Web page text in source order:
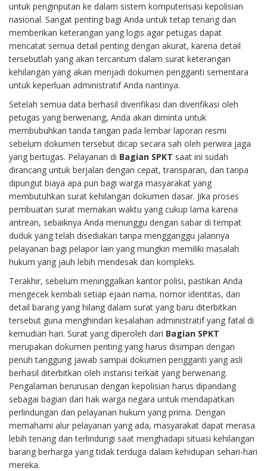
untuk penginputan ke dalam sistem komputerisasi kepolisian
nasional. Sangat penting bagi Anda untuk tetap tenang dan
memberikan keterangan yang logis agar petugas dapat
mencatat semua detail penting dengan akurat, karena detail
tersebutlah yang akan tercantum dalam surat keterangan
kehilangan yang akan menjadi dokumen pengganti sementara
untuk keperluan administratif Anda nantinya.
Setelah semua data berhasil diverifikasi dan diverifikasi oleh
petugas yang berwenang, Anda akan diminta untuk
membubuhkan tanda tangan pada lembar laporan resmi
sebelum dokumen tersebut dicap secara sah oleh perwira jaga
yang bertugas. Pelayanan di Bagian SPKT saat ini sudah
dirancang untuk berjalan dengan cepat, transparan, dan tanpa
dipungut biaya apa pun bagi warga masyarakat yang
membutuhkan surat kehilangan dokumen dasar. Jika proses
pembuatan surat memakan waktu yang cukup lama karena
antrean, sebaiknya Anda menunggu dengan sabar di tempat
duduk yang telah disediakan tanpa mengganggu jalannya
pelayanan bagi pelapor lain yang mungkin memiliki masalah
hukum yang jauh lebih mendesak dan kompleks.
Terakhir, sebelum meninggalkan kantor polisi, pastikan Anda
mengecek kembali setiap ejaan nama, nomor identitas, dan
detail barang yang hilang dalam surat yang baru diterbitkan
tersebut guna menghindari kesalahan administratif yang fatal di
kemudian hari. Surat yang diperoleh dari Bagian SPKT
merupakan dokumen penting yang harus disimpan dengan
penuh tanggung jawab sampai dokumen pengganti yang asli
berhasil diterbitkan oleh instansi terkait yang berwenang.
Pengalaman berurusan dengan kepolisian harus dipandang
sebagai bagian dari hak warga negara untuk mendapatkan
perlindungan dan pelayanan hukum yang prima. Dengan
memahami alur pelayanan yang ada, masyarakat dapat merasa
lebih tenang dan terlindungi saat menghadapi situasi kehilangan
barang berharga yang tidak terduga dalam kehidupan sehari-hari
mereka.